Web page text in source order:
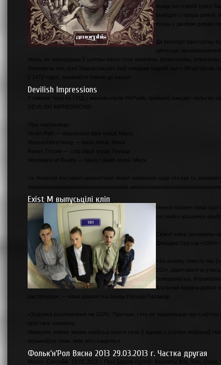
ехаць па старой трасе
выяздзе з горада раней,
ехаць у далёкім
Да Ішкалдзі адыходзіць
цягнуцца
лёгка, ён знаходзіцца ў цэнтры вёскі, гэты невялічкі, беласнежны,
Улічваючы тое, што Траецкі касцёл быў сведкам падзей яшчэ Вітаўтаўскіх
ў 1472 годзе, захаваўся помнік да нашых
Devilish Impressions
У рамках тура па СНД у мінскім клубе RePublic прайшоў канцэрт польскіх
DEVILISH IMPRESSIONS!
Пры падтрымцы:
Massenhinriсhtung — black metal, Мінск
Raven Throne — cold black metal, Полацк
Wasteland of Reality — black \ death metal, Мінск
т.к. Алексей поставил непонятный лемит символов надо это как то
аааааааааааааааааааааааааааааааааа
Exist M выпусьцілі кліп
Менскі modern metal гурт
са свайго апошняга
Джорджа Оруэла «1984»
«За аснову сюжэту мы
101», адаптавалі-
сьвядомасьці.
Агульная карціна
дастаткова», — кажа вакалістка банды Насьця Паламар.
«Задумка рэалізаваная на 100%. Прычым, гэта не экранізацыя
простага чалавека.
Мяркуем, кожны зможа знайсьці нешта сваё ў адным з пэўных вобразаў
атрымаўся такім, якім яго і хацелася
Фольк'н'Рол Вясна 2013 29.03.2013 г. Частка другая
Менск. Салтайм. 29.03.2013 г. Пры ўдзеле гуртоў: Кашлаты Вох, Кліч,